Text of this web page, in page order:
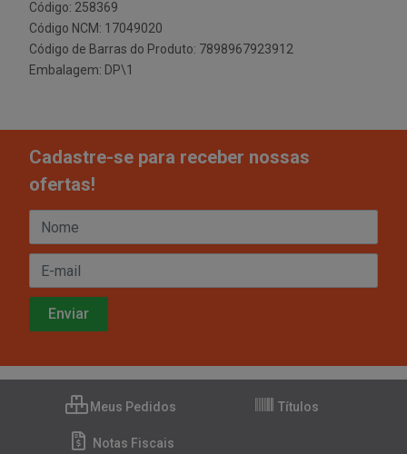
Código: 258369
Código NCM: 17049020
Código de Barras do Produto: 7898967923912
Embalagem: DP\1
Cadastre-se para receber nossas
ofertas!
Meus Pedidos Títulos
Notas Fiscais